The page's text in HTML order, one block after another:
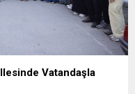
Vatandaşla